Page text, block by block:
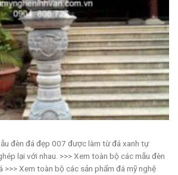
đèn đá đẹp 007 được làm từ đá xanh tự
lại với nhau. >>> Xem toàn bộ các mẫu đèn
>>> Xem toàn bộ các sản phẩm đá mỹ nghệ